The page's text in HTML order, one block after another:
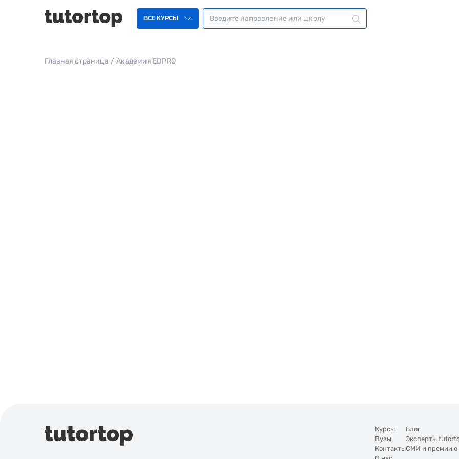
ВСЕ КУРСЫ
Главная страница / Академия EDPRO
Курсы
Вузы
Контакты
Блог
Эксперты
СМИ и премии о